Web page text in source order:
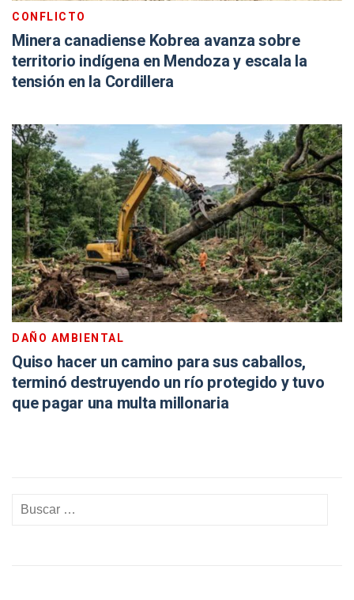
CONFLICTO
Minera canadiense Kobrea avanza sobre
territorio indígena en Mendoza y escala la
tensión en la Cordillera
DAÑO AMBIENTAL
Quiso hacer un camino para sus caballos,
terminó destruyendo un río protegido y tuvo
que pagar una multa millonaria